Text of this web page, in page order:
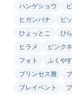
ハンゲショウ
ヒガンバナ
ピ
ひょっとこ
ひ
ヒラメ
ピンク
フォト
ふくや
プリンセス雅
プレイベント